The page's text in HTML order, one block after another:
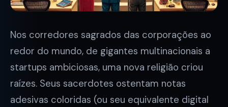
Nos corredores sagrados das corporações ao
redor do mundo, de gigantes multinacionais a
startups ambiciosas, uma nova religião criou
raízes. Seus sacerdotes ostentam notas
adesivas coloridas (ou seu equivalente digital